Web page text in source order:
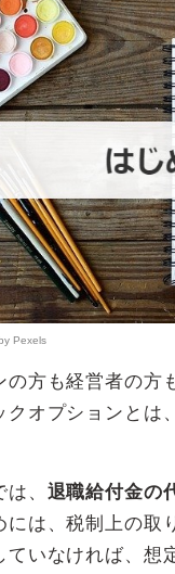
Pexels
の方も経営者の方
クオプションとは
、 退職給付金の
には、税制上の取
ていなければ、想